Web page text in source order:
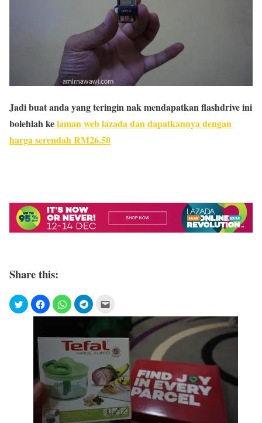
Jadi buat anda yang teringin nak mendapatkan flashdrive ini
bolehlah kelaman web lazada dan dapatkannya dengan
harga serendah RM26.50
Share this: